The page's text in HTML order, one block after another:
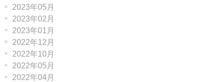
2023年05月
2023年02月
2023年01月
2022年12月
2022年10月
2022年05月
2022年04月